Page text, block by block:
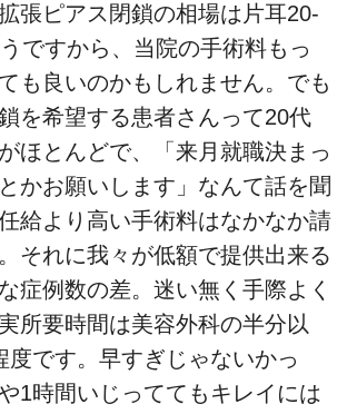
張ピアス閉鎖の相場は片耳20-
ですから、当院の手術料もっ
も良いのかもしれません。でも
を希望する患者さんって20代
ほとんどで、「来月就職決まっ
かお願いします」なんて話を聞
給より高い手術料はなかなか請
それに我々が低額で提供出来る
症例数の差。迷い無く手際よく
所要時間は美容外科の半分以
度です。早すぎじゃないかっ
1時間いじっててもキレイには